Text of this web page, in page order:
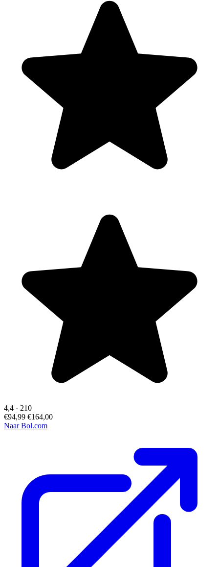
4,4 · 210
€94,99 €164,00
Naar Bol.com